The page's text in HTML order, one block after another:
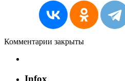
Комментарии закрыты
Infox